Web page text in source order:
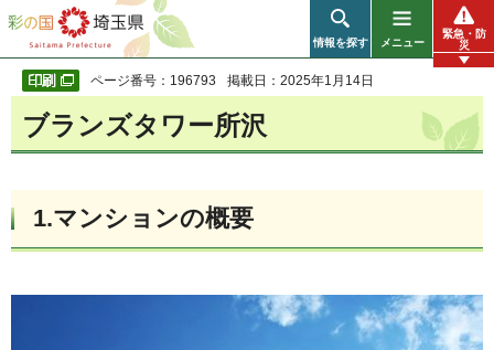
彩の国 埼玉県
情報を探す メニュー
緊急・防
災
ページ番号：196793 掲載日：2025年1月14日
ブランズタワー所沢
1.マンションの概要